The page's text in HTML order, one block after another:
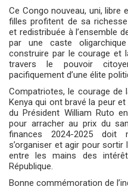
Ce Congo nouveau, uni, libre
filles profitent de sa
et redistribuée à l’ensemble
par une caste
construire par le courage et
travers le pouvoir
pacifiquement d’une élite
Compatriotes, le courage de
Kenya qui ont bravé la peur
du Président William Ruto
pour arracher au prix du
finances 2024-2025 doit
s’organiser et agir pour sortir
entre les mains des
République.
Bonne commémoration de